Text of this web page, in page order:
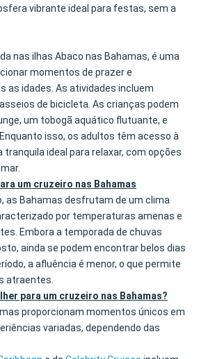
vibrante ideal para festas, sem a
nas ilhas Abaco nas Bahamas, é uma
momentos de prazer e
as idades. As atividades incluem
de bicicleta. As crianças podem
um tobogã aquático flutuante, e
isso, os adultos têm acesso à
tranquila ideal para relaxar, com opções
um cruzeiro nas Bahamas
as Bahamas desfrutam de um clima
por temperaturas amenas e
Embora a temporada de chuvas
ainda se podem encontrar belos dias
a afluência é menor, o que permite
atraentes.
para um cruzeiro nas Bahamas?
proporcionam momentos únicos em
variadas, dependendo das